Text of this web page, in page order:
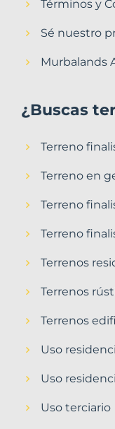
Términos y
Sé nuestro
Murbalands
¿Buscas
Terreno
Terreno en
Terreno
Terreno
Terrenos
Terrenos
Terrenos
Uso
Uso
Uso terciario